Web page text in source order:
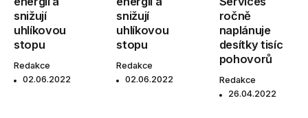
snižují
uhlíkovou
stopu
Redakce
02.06.2022
snižují
uhlíkovou
stopu
Redakce
02.06.2022
ročně
naplánuje
desítky tisíc
pohovorů
Redakce
26.04.2022